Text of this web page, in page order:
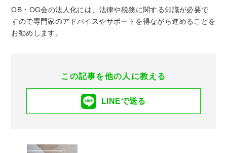
OB・OG会の法人化には、法律や税務に関する知識が必要で
すので専門家のアドバイスやサポートを得ながら進めることを
お勧めします。
この記事を他の人に教える
LINEで送る